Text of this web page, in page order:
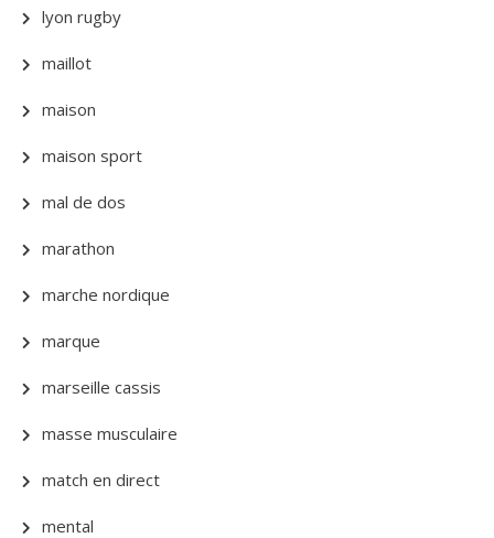
lyon rugby
maillot
maison
maison sport
mal de dos
marathon
marche nordique
marque
marseille cassis
masse musculaire
match en direct
mental